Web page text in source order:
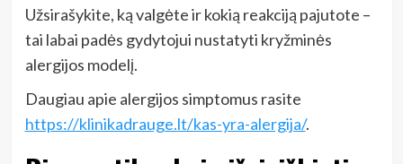
Užsirašykite, ką valgėte ir kokią reakciją pajutote –
tai labai padės gydytojui nustatyti kryžminės
alergijos modelį.
Daugiau apie alergijos simptomus rasite
https://klinikadrauge.lt/kas-yra-alergija/.